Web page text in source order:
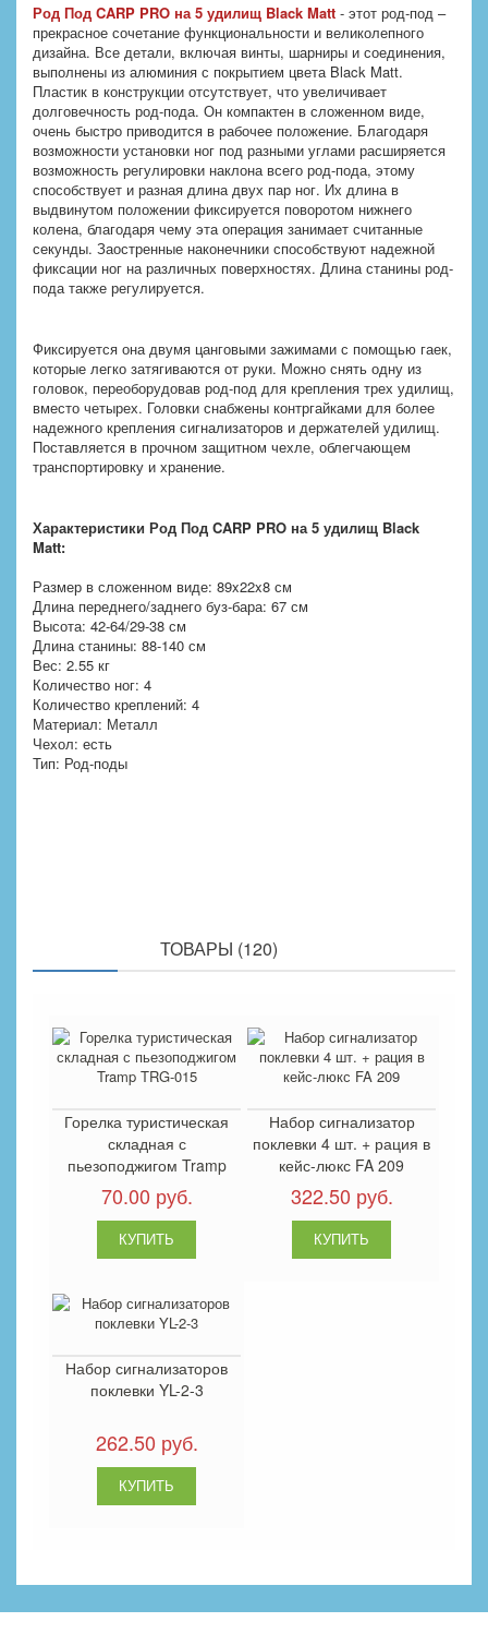
Род Под CARP PRO на 5 удилищ Black Matt - этот род-под –
прекрасное сочетание функциональности и великолепного
дизайна. Все детали, включая винты, шарниры и соединения,
выполнены из алюминия с покрытием цвета Black Matt.
Пластик в конструкции отсутствует, что увеличивает
долговечность род-пода. Он компактен в сложенном виде,
очень быстро приводится в рабочее положение. Благодаря
возможности установки ног под разными углами расширяется
возможность регулировки наклона всего род-пода, этому
способствует и разная длина двух пар ног. Их длина в
выдвинутом положении фиксируется поворотом нижнего
колена, благодаря чему эта операция занимает считанные
секунды. Заостренные наконечники способствуют надежной
фиксации ног на различных поверхностях. Длина станины род-
пода также регулируется.
Фиксируется она двумя цанговыми зажимами с помощью гаек,
которые легко затягиваются от руки. Можно снять одну из
головок, переоборудовав род-под для крепления трех удилищ,
вместо четырех. Головки снабжены контргайками для более
надежного крепления сигнализаторов и держателей удилищ.
Поставляется в прочном защитном чехле, облегчающем
транспортировку и хранение.
Характеристики Род Под CARP PRO на 5 удилищ Black
Matt:
Размер в сложенном виде: 89x22x8 см
Длина переднего/заднего буз-бара: 67 см
Высота: 42-64/29-38 см
Длина станины: 88-140 см
Вес: 2.55 кг
Количество ног: 4
Количество креплений: 4
Материал: Металл
Чехол: есть
Тип: Род-поды
ТОВАРЫ (120)
Горелка туристическая
складная с
пьезоподжигом Tramp
TRG-015
70.00 руб.
Набор сигнализатор
поклевки 4 шт. + рация в
кейс-люкс FA 209
322.50 руб.
Набор сигнализаторов
поклевки YL-2-3
262.50 руб.